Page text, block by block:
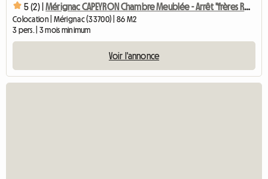
5 (2) | Mérignac CAPEYRON Chambre Meublée - Arrêt "frères Robinson"
Colocation | Mérignac (33700) | 86 M2
3 pers. | 3 mois minimum
Voir l'annonce